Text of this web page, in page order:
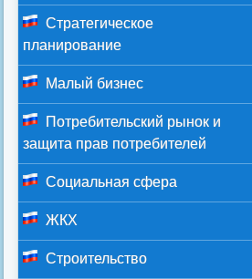
Стратегическое
планирование
Малый бизнес
Потребительский рынок и
защита прав потребителей
Социальная сфера
ЖКХ
Строительство